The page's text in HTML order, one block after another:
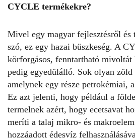
CYCLE termékekre?
Mivel egy magyar fejlesztésről és
szó, ez egy hazai büszkeség. A
körforgásos, fenntartható mivoltát
pedig egyedülálló. Sok olyan
amelynek egy része petrokémiai,
Ez azt jelenti, hogy például a
termelnek azért, hogy ecetsavat
meríti a talaj mikro- és makroelem
hozzáadott édesvíz